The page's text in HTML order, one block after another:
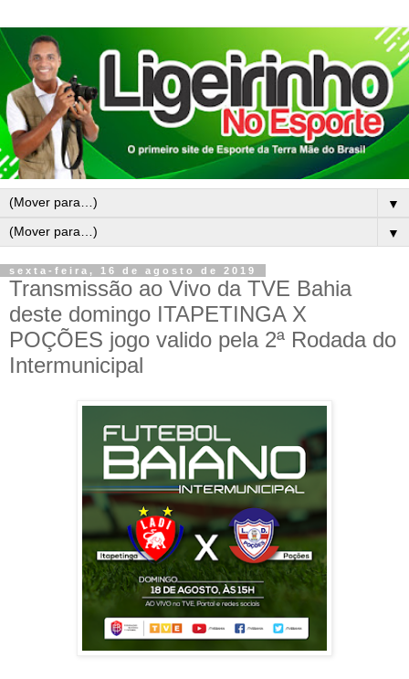
▼
▼
sexta-feira, 16 de agosto de 2019
Transmissão ao Vivo da TVE Bahia
deste domingo ITAPETINGA X
POÇÕES jogo valido pela 2ª Rodada do
Intermunicipal